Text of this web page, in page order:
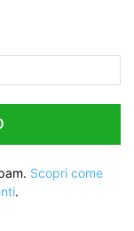
Scopri come
.